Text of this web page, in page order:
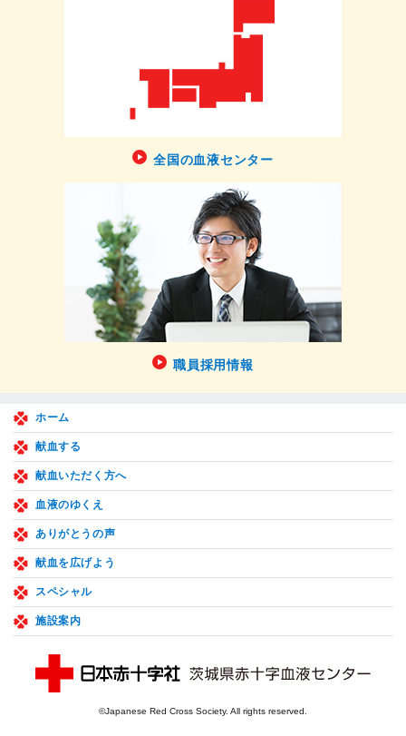
全国の血液センター
職員採用情報
ホーム
献血する
献血いただく方へ
血液のゆくえ
ありがとうの声
献血を広げよう
スペシャル
施設案内
©Japanese Red Cross Society. All rights reserved.